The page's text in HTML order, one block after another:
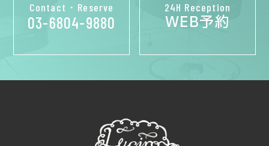
Contact・Reserve
03-6804-9880
24H Reception
WEB予約